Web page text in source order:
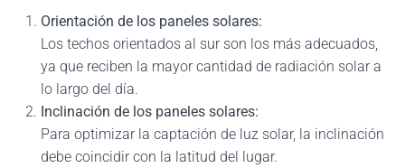
Orientación de los paneles solares:
Los techos orientados al sur son los más adecuados,
ya que reciben la mayor cantidad de radiación solar a
lo largo del día.
Inclinación de los paneles solares:
Para optimizar la captación de luz solar, la inclinación
debe coincidir con la latitud del lugar.